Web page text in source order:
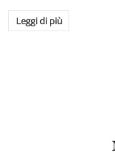
Leggi di più